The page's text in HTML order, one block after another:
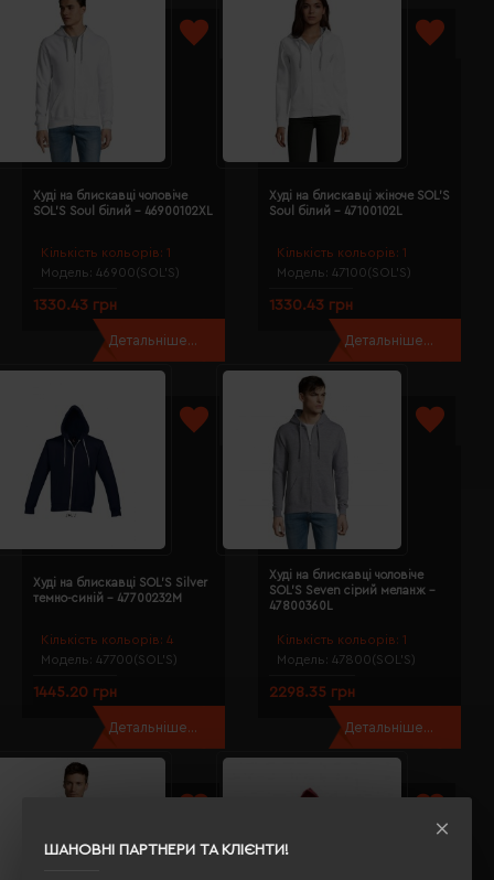
ШАНОВНІ ПАРТНЕРИ ТА КЛІЄНТИ!
Кількість кольорів: 1
Модель: 46900(SOL’S)
Худі на блискавці чоловіче
SOL'S Soul білий - 46900102XL
1330.43 грн
Детальніше...
Кількість кольорів: 1
Модель: 47100(SOL’S)
Худі на блискавці жіноче SOL'S
Soul білий - 47100102L
1330.43 грн
Детальніше...
Кількість кольорів: 4
Модель: 47700(SOL’S)
Худі на блискавці SOL'S Silver
темно-синій - 47700232M
1445.20 грн
Детальніше...
Кількість кольорів: 1
Модель: 47800(SOL’S)
Худі на блискавці чоловіче
SOL'S Seven сірий меланж -
47800360L
2298.35 грн
Детальніше...